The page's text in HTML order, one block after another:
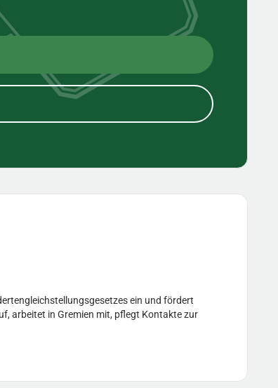
ein und fördert
arbeitet in Gremien mit, pflegt Kontakte zur